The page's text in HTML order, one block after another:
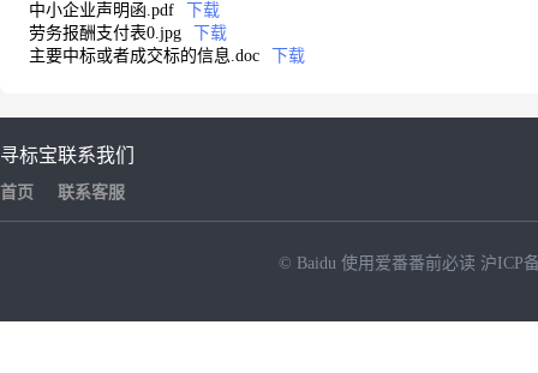
中小企业声明函.pdf
下载
劳务报酬支付表0.jpg
下载
主要中标或者成交标的信息.doc
下载
寻标宝
首页
联系我们
联系客服
© Baidu 使用爱番番前必读 沪ICP